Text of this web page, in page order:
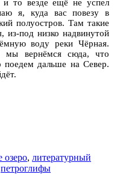
и то везде ещё не успел
я, куда вас повезу в
полуостров. Там такие
из-под низко надвинутой
воду реки Чёрная.
мы вернёмся сюда, что
дальше на Север.
озеро, литературный
петроглифы